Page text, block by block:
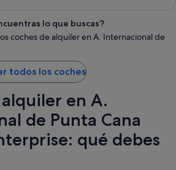
lo que buscas?
coches de alquiler en A. Internacional de
todos los coches
en A.
de Punta Cana
qué debes